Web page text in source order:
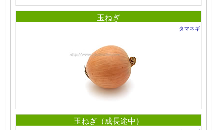
玉ねぎ
タマネギ
玉ねぎ（成長途中）